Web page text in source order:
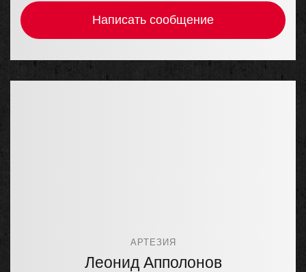
Написать сообщение
АРТЕЗИЯ
Леонид Апполонов